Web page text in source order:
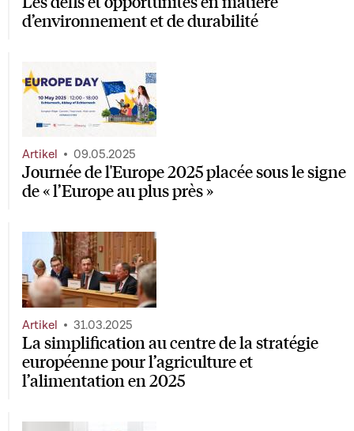
d’environnement et de durabilité
Journée de l'Europe 2025 placée sous le signe
de « l’Europe au plus près »
Artikel 09.05.2025
La simplification au centre de la stratégie
européenne pour l’agriculture et
l’alimentation en 2025
Artikel 31.03.2025